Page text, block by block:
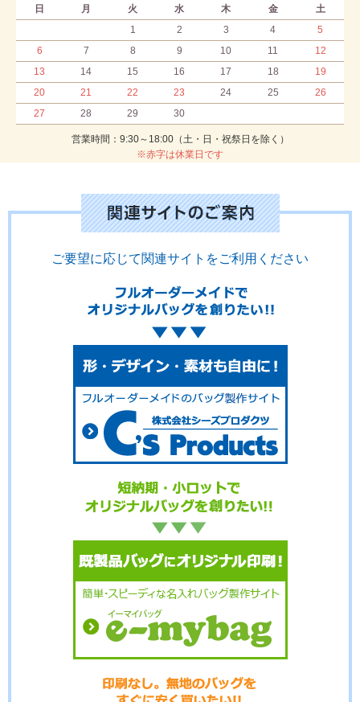
日 月 火 水 木 金
土
1
2 3 4
5
6
7 8 9 10 11
12
13
14 15 16 17 18
19
20
21 22 23 24 25
26
27
28 29 30
営業時間：9:30～18:00（土・日・祝祭日を除く）
※赤字は休業日です
ご要望に応じて関連サイトをご利用ください